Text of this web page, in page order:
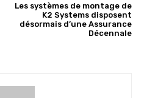
Les systèmes de montage de
K2 Systems disposent
désormais d’une Assurance
Décennale